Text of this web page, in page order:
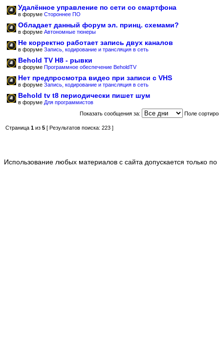
Удалённое управление по сети со смартфона
в форуме Стороннее ПО
Обладает данный форум эл. принц. схемами?
в форуме Автономные тюнеры
Не корректно работает запись двух каналов
в форуме Запись, кодирование и трансляция в сеть
Behold TV H8 - рывки
в форуме Программное обеспечение BeholdTV
Нет предпросмотра видео при записи с VHS
в форуме Запись, кодирование и трансляция в сеть
Behold tv t8 периодически пишет шум
в форуме Для программистов
Показать сообщения за:
Поле
Страница 1 из 5 [ Результатов поиска: 223 ]
Использование любых материалов с сайта допускается только